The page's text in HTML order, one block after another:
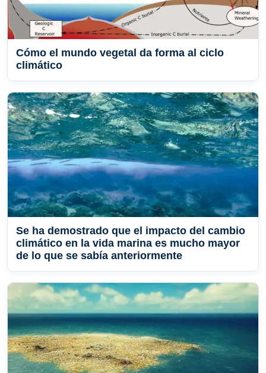
Cómo el mundo vegetal da forma al ciclo
climático
Se ha demostrado que el impacto del cambio
climático en la vida marina es mucho mayor
de lo que se sabía anteriormente